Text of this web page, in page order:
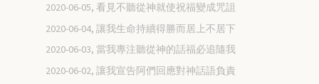
2020-06-05, 看見不聽從神就使祝福變成咒詛
2020-06-04, 讓我生命持續得勝而居上不居下
2020-06-03, 當我專注聽從神的話福必追隨我
2020-06-02, 讓我宣告阿們回應對神話語負責